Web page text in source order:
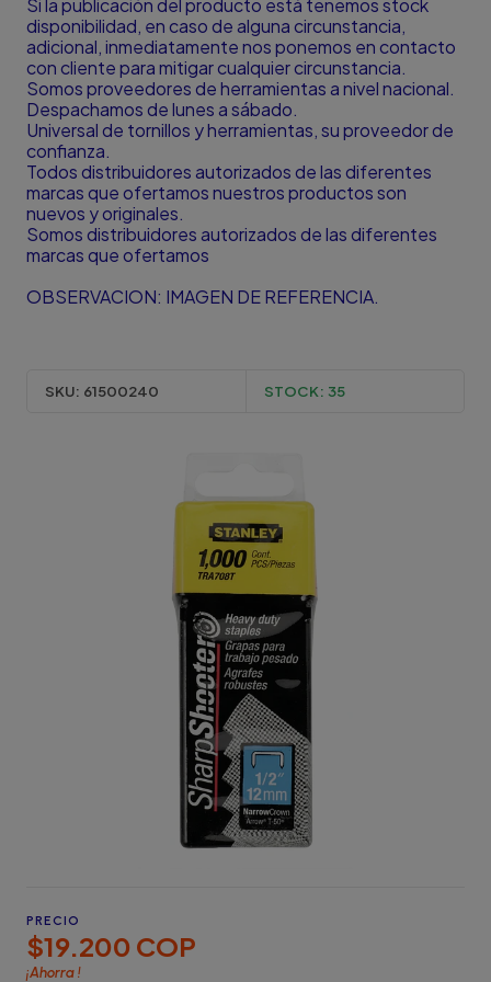
Si la publicación del producto está tenemos stock
disponibilidad, en caso de alguna circunstancia,
adicional, inmediatamente nos ponemos en contacto
con cliente para mitigar cualquier circunstancia.
Somos proveedores de herramientas a nivel nacional.
Despachamos de lunes a sábado.
Universal de tornillos y herramientas, su proveedor de
confianza.
Todos distribuidores autorizados de las diferentes
marcas que ofertamos nuestros productos son
nuevos y originales.
Somos distribuidores autorizados de las diferentes
marcas que ofertamos
OBSERVACION: IMAGEN DE REFERENCIA.
SKU: 61500240 STOCK: 35
PRECIO
$19.200 COP
¡Ahorra!